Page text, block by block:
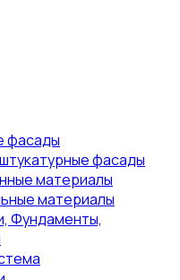
фасады
фасады
материалы
материалы
Фундаменты,